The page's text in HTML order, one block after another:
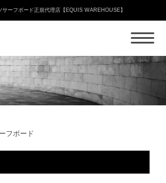
ーフボード正規代理店【EQUIS WAREHOUSE】
フボード